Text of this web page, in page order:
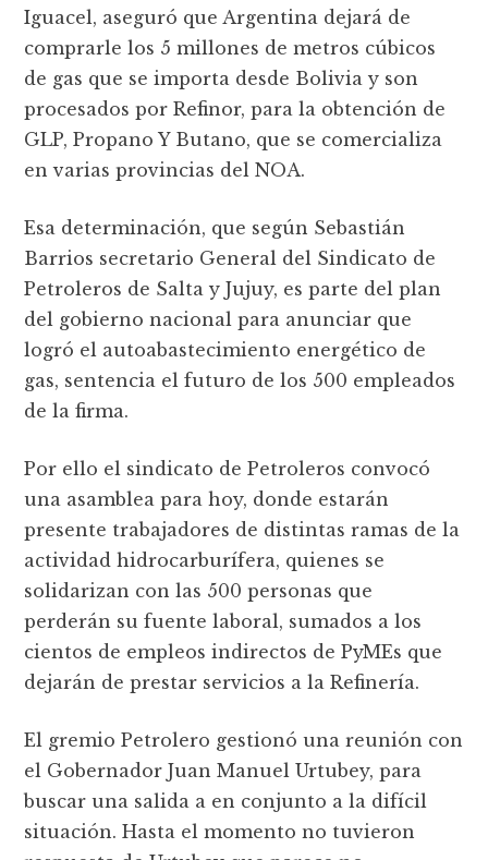
Iguacel, aseguró que Argentina dejará de
comprarle los 5 millones de metros cúbicos
de gas que se importa desde Bolivia y son
procesados por Refinor, para la obtención de
GLP, Propano Y Butano, que se comercializa
en varias provincias del NOA.
Esa determinación, que según Sebastián
Barrios secretario General del Sindicato de
Petroleros de Salta y Jujuy, es parte del plan
del gobierno nacional para anunciar que
logró el autoabastecimiento energético de
gas, sentencia el futuro de los 500 empleados
de la firma.
Por ello el sindicato de Petroleros convocó
una asamblea para hoy, donde estarán
presente trabajadores de distintas ramas de la
actividad hidrocarburífera, quienes se
solidarizan con las 500 personas que
perderán su fuente laboral, sumados a los
cientos de empleos indirectos de PyMEs que
dejarán de prestar servicios a la Refinería.
El gremio Petrolero gestionó una reunión con
el Gobernador Juan Manuel Urtubey, para
buscar una salida a en conjunto a la difícil
situación. Hasta el momento no tuvieron